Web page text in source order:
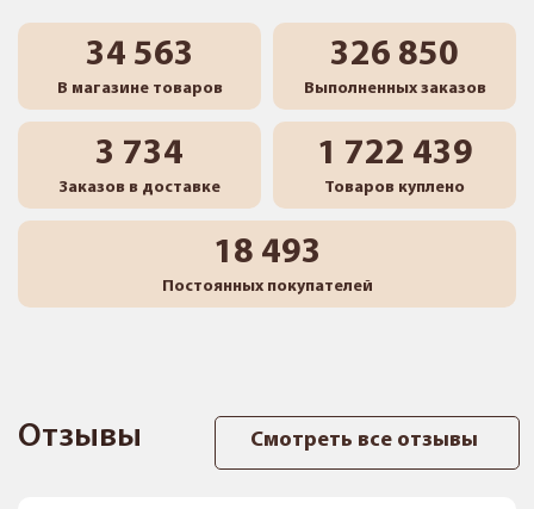
34 563
В магазине товаров
326 850
Выполненных заказов
3 734
Заказов в доставке
1 722 439
Товаров куплено
18 493
Постоянных покупателей
Отзывы Смотреть все отзывы